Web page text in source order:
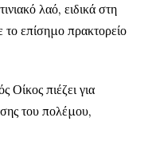
λαό, ειδικά στη
επίσημο πρακτορείο
Οίκος πιέζει για
του πολέμου,